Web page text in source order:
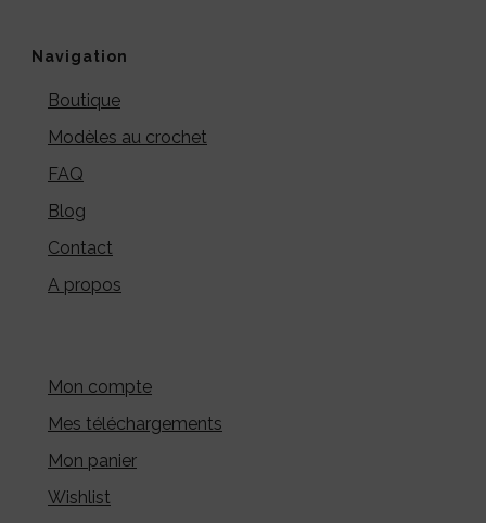
Navigation
Boutique
Modèles au crochet
FAQ
Blog
Contact
A propos
Mon compte
Mes téléchargements
Mon panier
Wishlist